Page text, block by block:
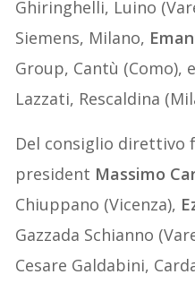
Ghiringhelli, Luino
Siemens, Milano,
Group, Cantù (Como), e
Lazzati, Rescaldina
Del consiglio direttivo
president Massimo
Chiuppano (Vicenza),
Gazzada Schianno
Cesare Galdabini,